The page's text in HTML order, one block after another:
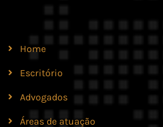
Home
Escritório
Advogados
Áreas de atuação